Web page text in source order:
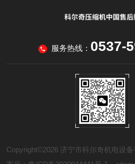
服务热线： 0537-
Copyright©2026 济宁市科尔奇机电设